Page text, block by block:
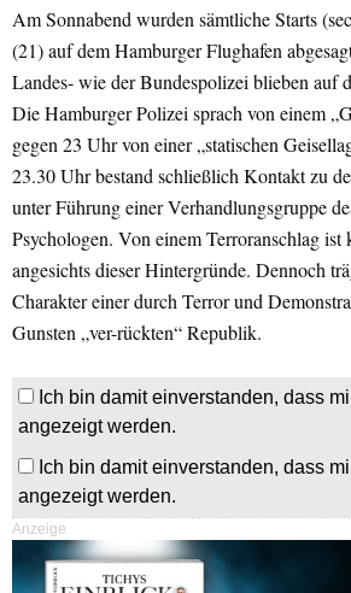
Am Sonnabend wurden sämtliche Starts
(21) auf dem Hamburger Flughafen
Landes- wie der Bundespolizei blieben auf
Die Hamburger Polizei sprach von einem
gegen 23 Uhr von einer „statischen
23.30 Uhr bestand schließlich Kontakt zu
unter Führung einer Verhandlungsgruppe
Psychologen. Von einem Terroranschlag ist
angesichts dieser Hintergründe. Dennoch
Charakter einer durch Terror und
Gunsten „ver-rückten“ Republik.
Ich bin damit einverstanden, dass
angezeigt werden.
Ich bin damit einverstanden, dass
angezeigt werden.
Anzeige